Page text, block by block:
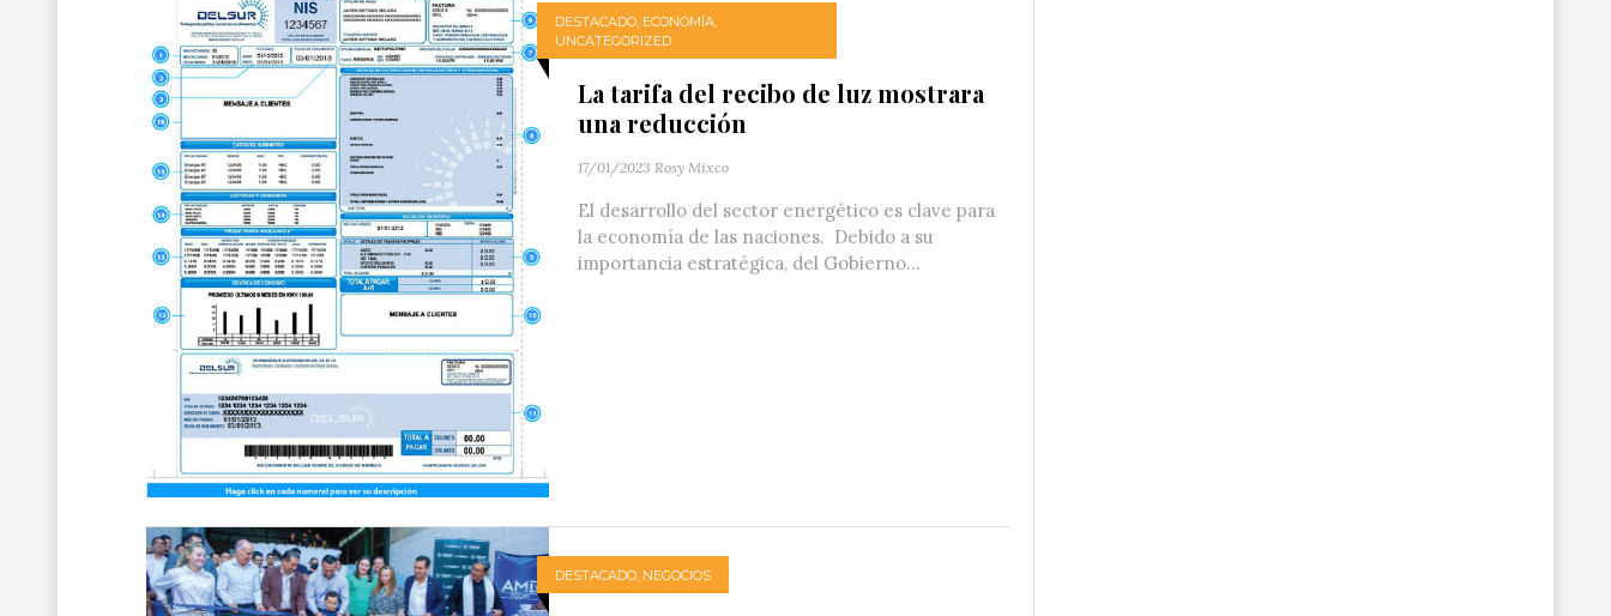
DESTACADO ECONOMÍA
UNCATEGORIZED
La tarifa del recibo de luz mostrara
una reducción
17/01/2023 Rosy Mixco
El desarrollo del sector energético es clave para
la economía de las naciones. Debido a su
importancia estratégica, del Gobierno...
DESTACADO NEGOCIOS